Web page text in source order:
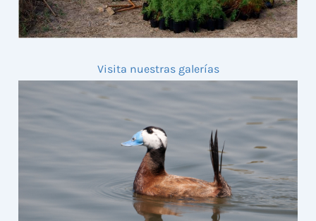
Visita nuestras galerías